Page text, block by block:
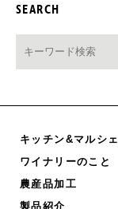
SEARCH
キッチン&マルシェ
ワイナリーのこと
農産品加工
製品紹介